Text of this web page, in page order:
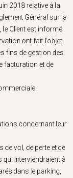
2018 relative à la
Général sur la
Client est informé
ont fait l’objet
fins de gestion des
facturation et de
concernant leur
de vol, de perte et de
interviendraient à
dans le parking,